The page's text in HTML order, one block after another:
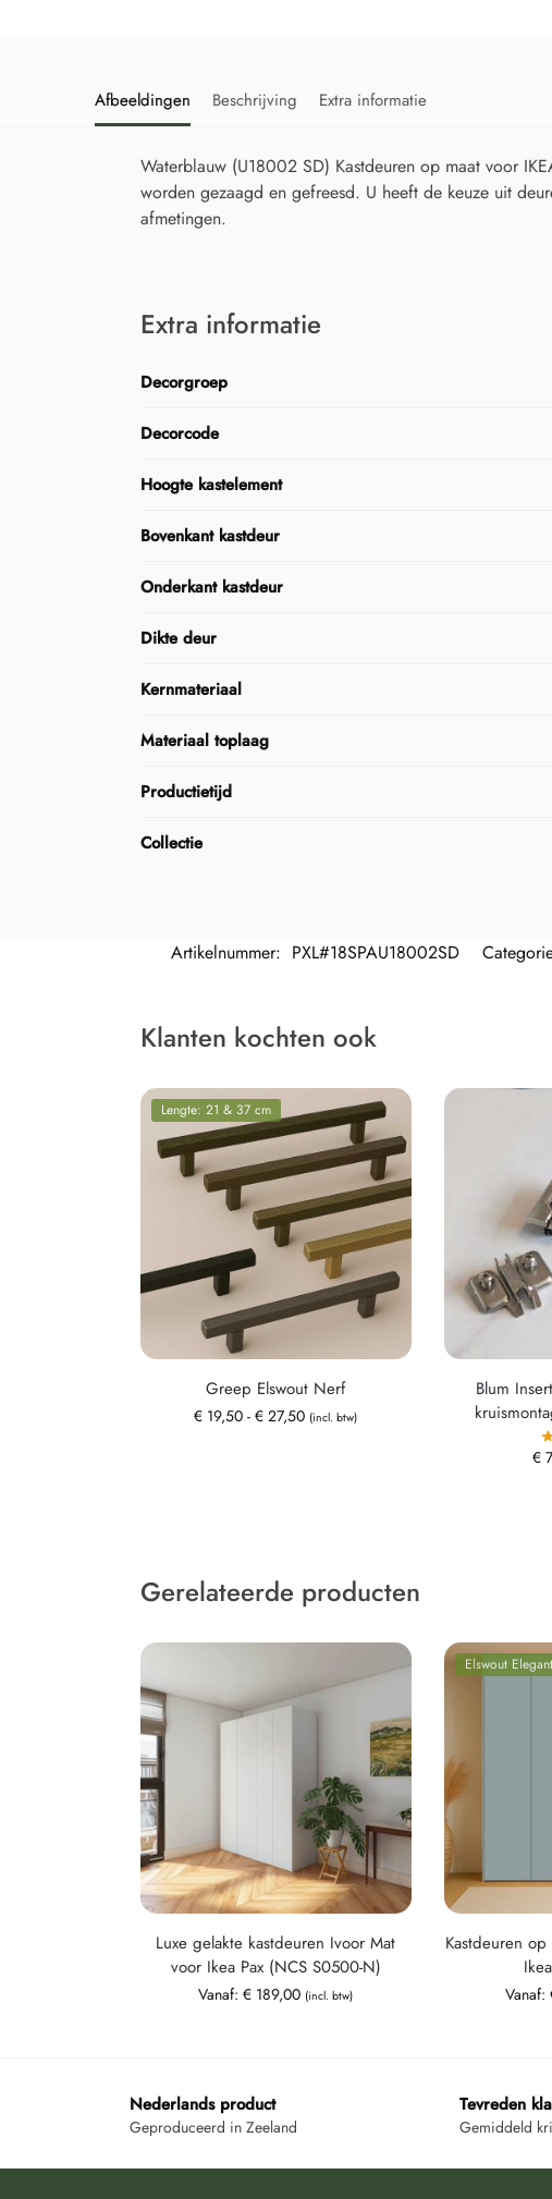
Afbeeldingen Beschrijving Extra informatie
Waterblauw (U18002 SD) Kastdeuren op maat voor
worden gezaagd en gefreesd. U heeft de keuze uit
afmetingen.
Extra informatie
Decorgroep
Decorcode
Hoogte kastelement
Bovenkant kastdeur
Onderkant kastdeur
Dikte deur
Kernmateriaal
Materiaal toplaag
Productietijd
Collectie
Artikelnummer: PXL#18SPAU18002SD
Klanten kochten ook
Lengte: 21 & 37 cm
Greep Elswout Nerf
€ 19,50 - € 27,50 (incl. btw)
Blum
€
Gerelateerde producten
Luxe gelakte kastdeuren Ivoor Mat
voor Ikea Pax (NCS S0500-N)
Vanaf:€ 189,00 (incl. btw)
Elswout Elegant
Kastdeuren
Vanaf:
Nederlands product
Geproduceerd in Zeeland
Tevreden
Gemiddeld